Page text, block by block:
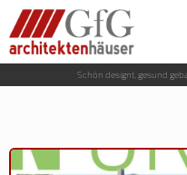
Schön designt, gesund